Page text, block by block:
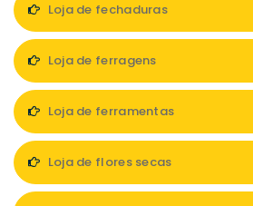
Loja de fechaduras
Loja de ferragens
Loja de ferramentas
Loja de flores secas